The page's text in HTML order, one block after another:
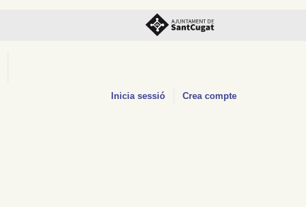
Inicia sessió Crea compte